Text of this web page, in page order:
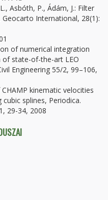
Asbóth, P., Ádám, J.: Filter
International, 28(1):
of numerical integration
state-of-the-art LEO
Engineering 55/2, 99–106,
kinematic velocities
splines, Periodica.
29-34, 2008